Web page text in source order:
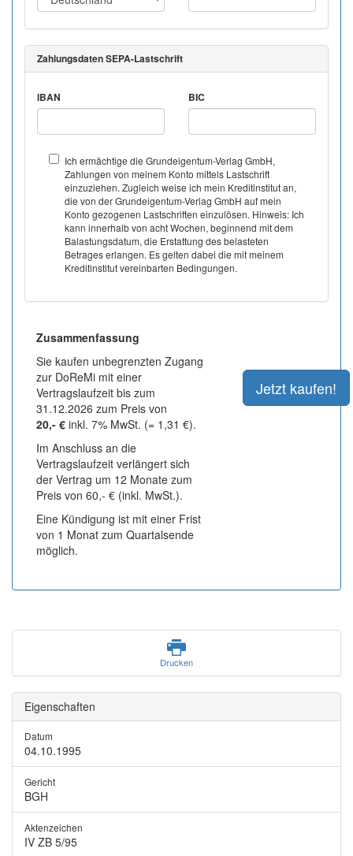
Zahlungsdaten SEPA-Lastschrift
IBAN BIC
Ich ermächtige die Grundeigentum-Verlag GmbH,
Zahlungen von meinem Konto mittels Lastschrift
einzuziehen. Zugleich weise ich mein Kreditinstitut an,
die von der Grundeigentum-Verlag GmbH auf mein
Konto gezogenen Lastschriften einzulösen. Hinweis: Ich
kann innerhalb von acht Wochen, beginnend mit dem
Balastungsdatum, die Erstattung des belasteten
Betrages erlangen. Es gelten dabei die mit meinem
Kreditinstitut vereinbarten Bedingungen.
Zusammenfassung
Sie kaufen unbegrenzten Zugang
zur DoReMi mit einer
Vertragslaufzeit bis zum
31.12.2026 zum Preis von
20,- € inkl. 7% MwSt. (= 1,31 €).
Im Anschluss an die
Vertragslaufzeit verlängert sich
der Vertrag um 12 Monate zum
Preis von 60,- € (inkl. MwSt.).
Eine Kündigung ist mit einer Frist
von 1 Monat zum Quartalsende
möglich.
Drucken
Eigenschaften
Datum
04.10.1995
Gericht
BGH
Aktenzeichen
IV ZB 5/95